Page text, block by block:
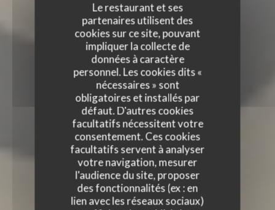
Le restaurant et ses
partenaires utilisent des
cookies sur ce site, pouvant
impliquer la collecte de
données à caractère
personnel. Les cookies dits «
nécessaires » sont
obligatoires et installés par
défaut. D'autres cookies
facultatifs nécessitent votre
consentement. Ces cookies
facultatifs servent à analyser
votre navigation, mesurer
l'audience du site, proposer
des fonctionnalités (ex : en
lien avec les réseaux sociaux)